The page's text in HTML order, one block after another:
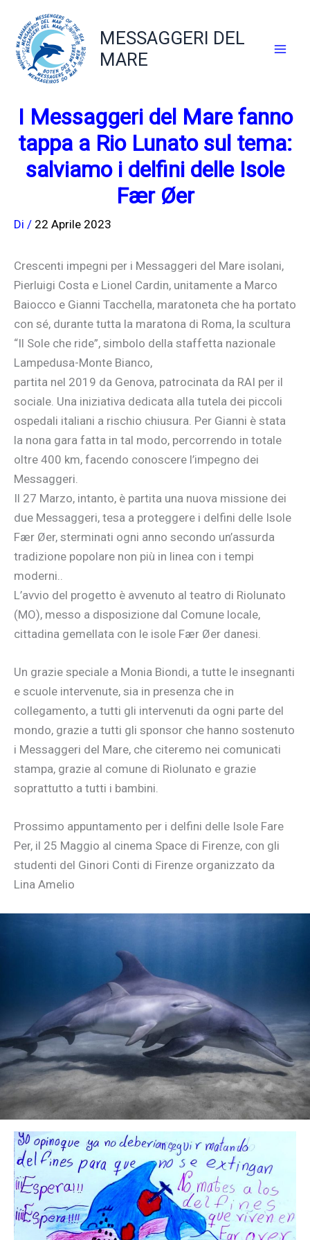
contenuto
MESSAGGERI DEL
MARE
I Messaggeri del Mare fanno
tappa a Rio Lunato sul tema:
salviamo i delfini delle Isole
Fær Øer
Di / 22 Aprile 2023
Crescenti impegni per i Messaggeri del Mare isolani,
Pierluigi Costa e Lionel Cardin, unitamente a Marco
Baiocco e Gianni Tacchella, maratoneta che ha portato
con sé, durante tutta la maratona di Roma, la scultura
“Il Sole che ride”, simbolo della staffetta nazionale
Lampedusa-Monte Bianco,
partita nel 2019 da Genova, patrocinata da RAI per il
sociale. Una iniziativa dedicata alla tutela dei piccoli
ospedali italiani a rischio chiusura. Per Gianni è stata
la nona gara fatta in tal modo, percorrendo in totale
oltre 400 km, facendo conoscere l’impegno dei
Messaggeri.
Il 27 Marzo, intanto, è partita una nuova missione dei
due Messaggeri, tesa a proteggere i delfini delle Isole
Fær Øer, sterminati ogni anno secondo un’assurda
tradizione popolare non più in linea con i tempi
moderni..
L’avvio del progetto è avvenuto al teatro di Riolunato
(MO), messo a disposizione dal Comune locale,
cittadina gemellata con le isole Fær Øer danesi.
Un grazie speciale a Monia Biondi, a tutte le insegnanti
e scuole intervenute, sia in presenza che in
collegamento, a tutti gli intervenuti da ogni parte del
mondo, grazie a tutti gli sponsor che hanno sostenuto
i Messaggeri del Mare, che citeremo nei comunicati
stampa, grazie al comune di Riolunato e grazie
soprattutto a tutti i bambini.
Prossimo appuntamento per i delfini delle Isole Fare
Per, il 25 Maggio al cinema Space di Firenze, con gli
studenti del Ginori Conti di Firenze organizzato da
Lina Amelio